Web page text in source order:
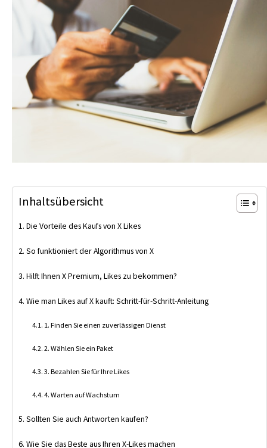
Inhaltsübersicht
Die Vorteile des Kaufs von X Likes
So funktioniert der Algorithmus von X
Hilft Ihnen X Premium, Likes zu bekommen?
Wie man Likes auf X kauft: Schritt-für-Schritt-Anleitung
1. Finden Sie einen zuverlässigen Dienst
2. Wählen Sie ein Paket
3. Bezahlen Sie für Ihre Likes
4. Warten auf Wachstum
Sollten Sie auch Antworten kaufen?
Wie Sie das Beste aus Ihren X-Likes machen